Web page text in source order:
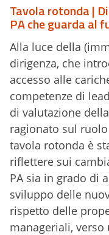
Tavola rotonda |
PA che guarda al
Alla luce della
dirigenza, che
accesso alle
competenze di
di valutazione
ragionato sul
tavola rotonda è
riflettere sui
PA sia in grado di
sviluppo delle
rispetto delle
manageriali, verso